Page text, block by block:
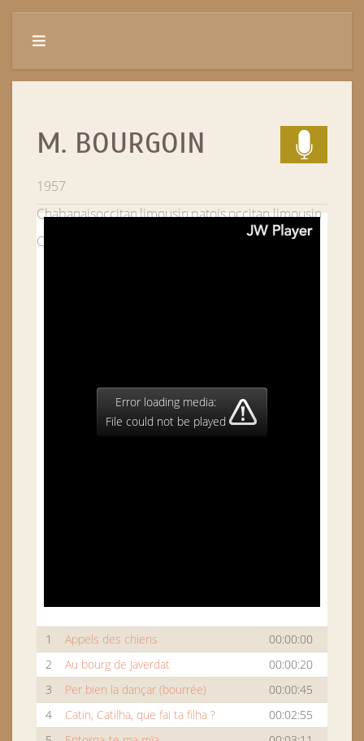
M. BOURGOIN
1957
Chabanaisoccitan,limousin,patois,occitan limousin
Charente (16)
Error loading media:
File could not be played
1 Appels des chiens
00:00:00
2
Au bourg de Javerdat
00:00:20
3
Per bien la dançar (bourrée)
00:00:45
4
Catin, Catilha, que fai ta filha ?
00:02:55